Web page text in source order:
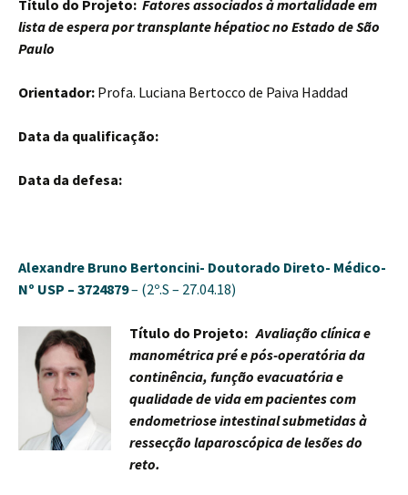
Título do Projeto: Fatores associados à mortalidade em
lista de espera por transplante hépatioc no Estado de São
Paulo
Orientador: Profa. Luciana Bertocco de Paiva Haddad
Data da qualificação:
Data da defesa:
Alexandre Bruno Bertoncini- Doutorado Direto- Médico-
Nº USP – 3724879– (2º.S – 27.04.18)
Título do Projeto: Avaliação clínica e
manométrica pré e pós-operatória da
continência, função evacuatória e
qualidade de vida em pacientes com
endometriose intestinal submetidas à
ressecção laparoscópica de lesões do
reto.